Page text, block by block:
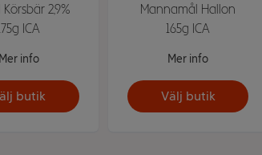
Körsbär 2,9%
ICA
Mer info
butik
Mannamål Hallon
165g ICA
Mer info
Välj butik